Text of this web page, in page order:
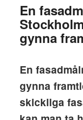
En
gynna
En
gynna
skickliga